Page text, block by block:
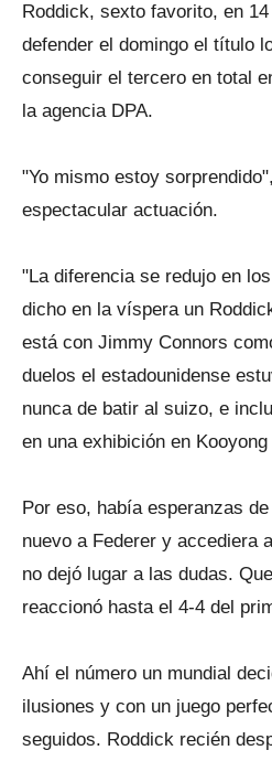
Roddick, sexto favorito, en
defender el domingo el título
conseguir el tercero en total
la agencia DPA.
"Yo mismo estoy
espectacular actuación.
"La diferencia se redujo en
dicho en la víspera un
está con Jimmy Connors
duelos el estadounidense
nunca de batir al suizo, e
en una exhibición en
Por eso, había esperanzas
nuevo a Federer y accediera
no dejó lugar a las dudas.
reaccionó hasta el 4-4 del
Ahí el número un mundial
ilusiones y con un juego
seguidos. Roddick recién